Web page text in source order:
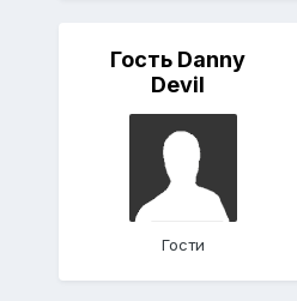
Гость Danny
Devil
Гости